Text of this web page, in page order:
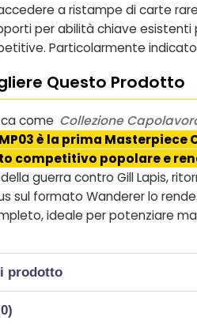
a ristampe di carte
per abilità chiave
Particolarmente
Questo Prodotto
come Collezione
è la prima
competitivo popolare e
guerra contro Gill Lapis,
sul formato Wanderer lo
ideale per potenziare
prodotto